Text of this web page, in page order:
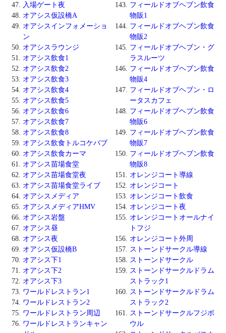
入場ゲート夜
オアシス仮設橋A
オアシスインフォメーショ
ン
オアシスラウンジ
オアシス飲食1
オアシス飲食2
オアシス飲食3
オアシス飲食4
オアシス飲食5
オアシス飲食6
オアシス飲食7
オアシス飲食8
オアシス飲食トルコケバブ
オアシス飲食カーマ
オアシス苗場食堂
オアシス苗場食堂夜
オアシス苗場食堂ライブ
オアシスメディア
オアシスメディアHMV
オアシス岩盤
オアシス昼
オアシス夜
オアシス仮設橋B
オアシス下1
オアシス下2
オアシス下3
ワールドレストラン1
ワールドレストラン2
ワールドレストラン周辺
ワールドレストランキャン
フィールドオブヘブン飲食
物販1
フィールドオブヘブン飲食
物販2
フィールドオブヘブン・グ
ラスルーツ
フィールドオブヘブン飲食
物販4
フィールドオブヘブン・ロ
ータスカフェ
フィールドオブヘブン飲食
物販6
フィールドオブヘブン飲食
物販7
フィールドオブヘブン飲食
物販8
オレンジコート導線
オレンジコート
オレンジコート飲食
オレンジコート夜
オレンジコートオールナイ
トフジ
オレンジコート外周
ストーンドサークル導線
ストーンドサークル
ストーンドサークルドラム
ストラック1
ストーンドサークルドラム
ストラック2
ストーンドサークルフジボ
ウル